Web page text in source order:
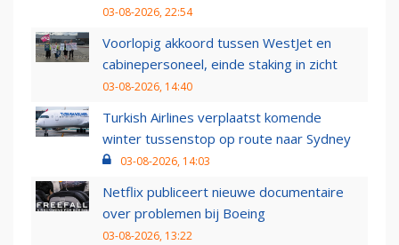
03-08-2026, 22:54
Voorlopig akkoord tussen WestJet en
cabinepersoneel, einde staking in zicht
03-08-2026, 14:40
Turkish Airlines verplaatst komende
winter tussenstop op route naar Sydney
03-08-2026, 14:03
Netflix publiceert nieuwe documentaire
over problemen bij Boeing
03-08-2026, 13:22